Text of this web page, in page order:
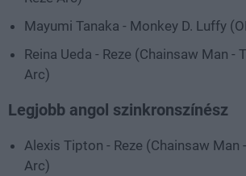
Mayumi Tanaka - Monkey D. Luffy
Reina Ueda - Reze (Chainsaw Man -
Arc)
Legjobb angol szinkronszínész
Alexis Tipton - Reze (Chainsaw Man
Arc)